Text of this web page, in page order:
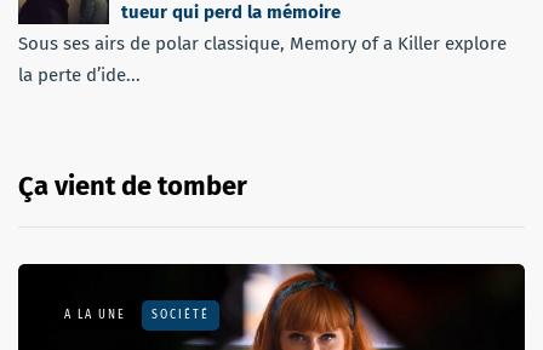
tueur qui perd la mémoire
Sous ses airs de polar classique, Memory of a Killer explore
la perte d’ide...
Ça vient de tomber
A LA UNE SOCIÉTÉ